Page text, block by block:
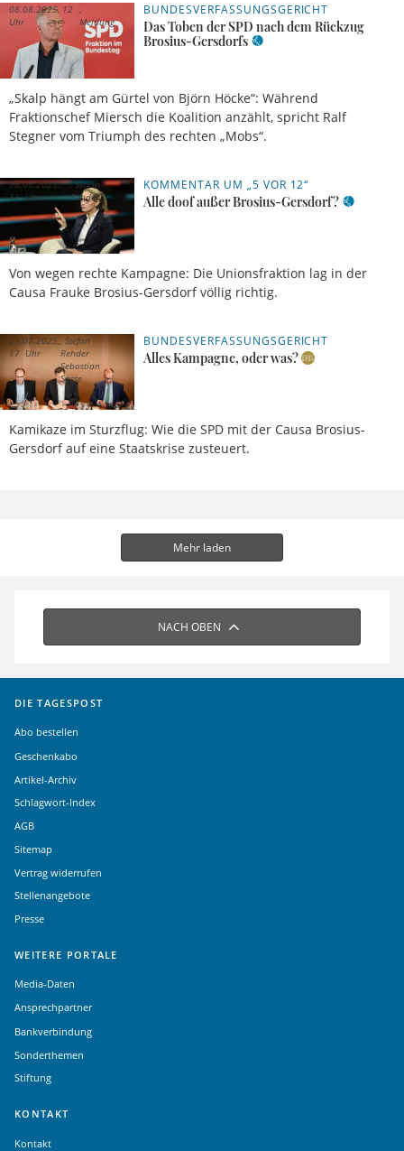
BUNDESVERFASSUNGSGERICHT
Das Toben der SPD nach dem Rückzug
Brosius-Gersdorfs
„Skalp hängt am Gürtel von Björn Höcke“: Während
Fraktionschef Miersch die Koalition anzählt, spricht Ralf
Stegner vom Triumph des rechten „Mobs“.
08.08.2025, 12
Uhr
Meldung
KOMMENTAR UM „5 VOR 12“
Alle doof außer Brosius-Gersdorf?
Von wegen rechte Kampagne: Die Unionsfraktion lag in der
Causa Frauke Brosius-Gersdorf völlig richtig.
08.08.2025,
11 Uhr
Stefan
Rehder
BUNDESVERFASSUNGSGERICHT
Alles Kampagne, oder was?
Kamikaze im Sturzflug: Wie die SPD mit der Causa Brosius-
Gersdorf auf eine Staatskrise zusteuert.
23.07.2025,
17 Uhr
Stefan
Rehder
Sebastian
Sasse
Mehr laden
NACH OBEN
DIE TAGESPOST
Abo bestellen
Geschenkabo
Artikel-Archiv
Schlagwort-Index
AGB
Sitemap
Vertrag widerrufen
Stellenangebote
Presse
WEITERE PORTALE
Media-Daten
Ansprechpartner
Bankverbindung
Sonderthemen
Stiftung
KONTAKT
Kontakt